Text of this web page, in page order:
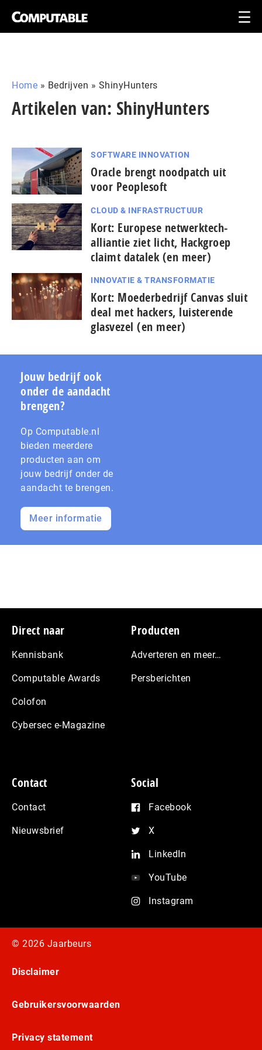
Home » Bedrijven » ShinyHunters
Artikelen van: ShinyHunters
SOFTWARE INNOVATION
Oracle brengt noodpatch uit
voor Peoplesoft
CLOUD & INFRASTRUCTUUR
Kort: Europese netwerktech-
alliantie ziet licht, Hackgroep
claimt datalek (en meer)
INNOVATIE & TRANSFORMATIE
Kort: Moe­der­be­drijf Canvas sluit
deal met hackers, luisterende
glasvezel (en meer)
Jouw bedrijf ook
onder de aandacht
brengen?
Op Computable.nl
bieden meerdere
producten aan om
jouw bedrijf onder de
aandacht te brengen.
Meer informatie
Footer
Direct naar
Kennisbank
Computable Awards
Colofon
Cybersec e-Magazine
Producten
Adverteren en meer…
Persberichten
Contact
Contact
Nieuwsbrief
Social
Facebook
X
LinkedIn
YouTube
Instagram
© 2026 Jaarbeurs
Disclaimer
Gebruikersvoorwaarden
Privacy statement